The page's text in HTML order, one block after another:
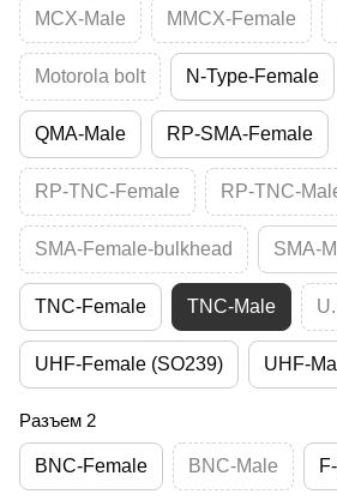
MCX-Male MMCX-Female
Motorola bolt N-Type-Female
QMA-Male RP-SMA-Female
RP-TNC-Female RP-TNC-
SMA-Female-bulkhead SMA-
TNC-Female TNC-Male
UHF-Female (SO239) UHF-
Разъем 2
BNC-Female BNC-Male